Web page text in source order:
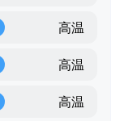
高温
高温
高温